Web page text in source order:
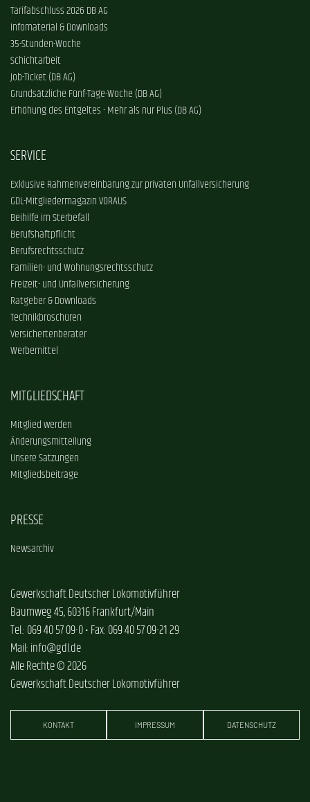
Tarifabschluss 2026 DB AG
Infomaterial & Downloads
35-Stunden-Woche
Schichtarbeit
Job-Ticket (DB AG)
Grundsätzliche Fünf-Tage-Woche (DB AG)
Erhöhung des Entgeltes - Mehr als nur Plus (DB AG)
SERVICE
Exklusive Rahmenvereinbarung zur privaten Unfallversicherung
GDL-Mitgliedermagazin VORAUS
Beihilfe im Sterbefall
Berufshaftpflicht
Berufsrechtsschutz
Familien- und Wohnungsrechtsschutz
Freizeit- und Unfallversicherung
Ratgeber & Downloads
Technikbroschüren
Versichertenberater
Werbemittel
MITGLIEDSCHAFT
Mitglied werden
Änderungsmitteilung
Unsere Satzungen
Mitgliedsbeiträge
PRESSE
Newsarchiv
Gewerkschaft Deutscher Lokomotivführer
Baumweg 45, 60316 Frankfurt/Main
Tel.: 069 40 57 09-0 • Fax: 069 40 57 09-21 29
Mail: info@gdl.de
Alle Rechte © 2026
Gewerkschaft Deutscher Lokomotivführer
KONTAKT IMPRESSUM DATENSCHUTZ